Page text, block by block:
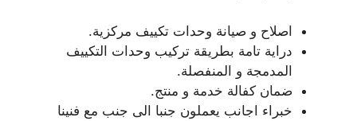
اصلاح و صيانة وحدات تكييف مركزية.
دراية تامة بطريقة تركيب وحدات التكييف
المدمجة و المنفصلة.
ضمان كفالة خدمة و منتج.
خبراء اجانب يعملون جنبا الى جنب مع فنينا